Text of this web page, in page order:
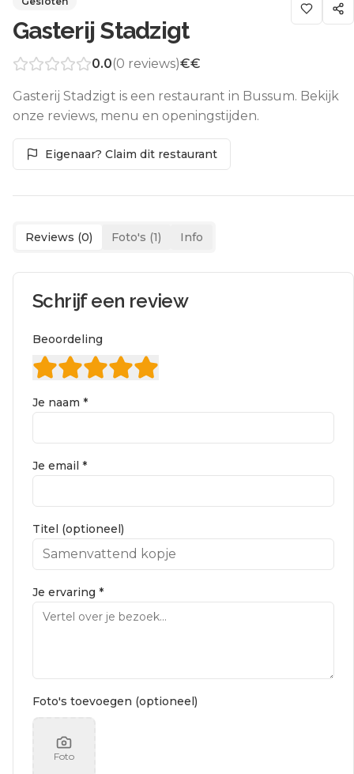
Gasterij Stadzigt
0.0(0 reviews)€€
Gasterij Stadzigt is een restaurant in Bussum. Bekijk
onze reviews, menu en openingstijden.
Eigenaar? Claim dit restaurant
Reviews (0) Foto's (1) Info
Schrijf een review
Beoordeling
Je naam *
Je email *
Titel (optioneel)
Je ervaring *
Foto's toevoegen (optioneel)
Foto